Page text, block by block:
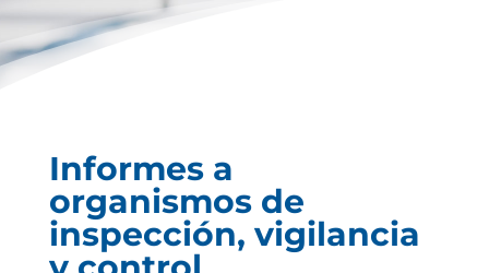
Informes a
organismos de
inspección, vigilancia